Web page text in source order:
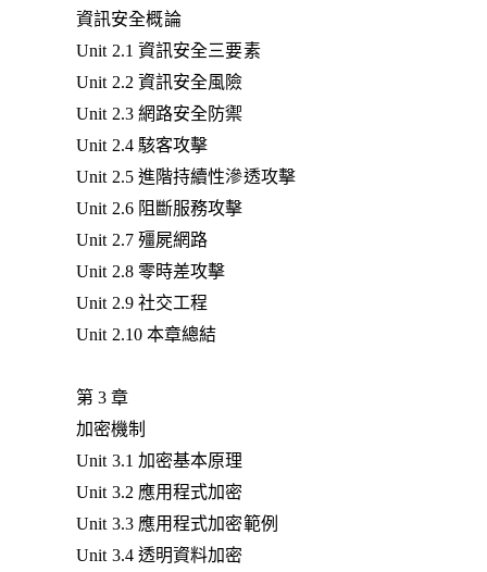
資訊安全概論
Unit 2.1 資訊安全三要素
Unit 2.2 資訊安全風險
Unit 2.3 網路安全防禦
Unit 2.4 駭客攻擊
Unit 2.5 進階持續性滲透攻擊
Unit 2.6 阻斷服務攻擊
Unit 2.7 殭屍網路
Unit 2.8 零時差攻擊
Unit 2.9 社交工程
Unit 2.10 本章總結
第 3 章
加密機制
Unit 3.1 加密基本原理
Unit 3.2 應用程式加密
Unit 3.3 應用程式加密範例
Unit 3.4 透明資料加密